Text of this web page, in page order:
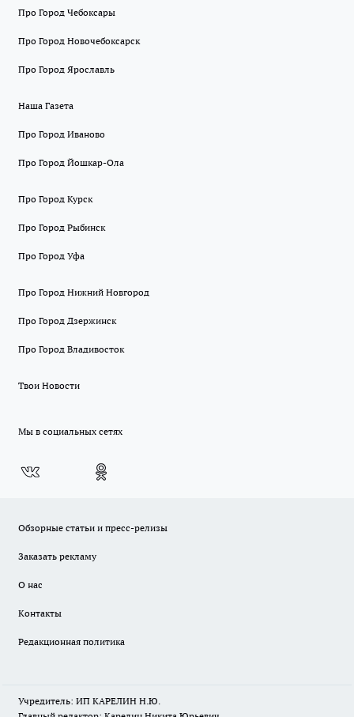
Про Город Чебоксары
Про Город Новочебоксарск
Про Город Ярославль
Наша Газета
Про Город Иваново
Про Город Йошкар-Ола
Про Город Курск
Про Город Рыбинск
Про Город Уфа
Про Город Нижний Новгород
Про Город Дзержинск
Про Город Владивосток
Твои Новости
Мы в социальных сетях
Обзорные статьи и пресс-релизы
Заказать рекламу
О нас
Контакты
Редакционная политика
Учредитель: ИП КАРЕЛИН Н.Ю.